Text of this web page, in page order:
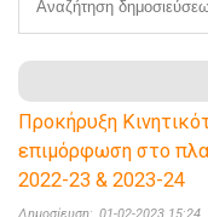
Προκήρυξη
επιμόρφωση στο
2022-23 & 2023-24
Δημοσίευση: 01-02-2023 15:24